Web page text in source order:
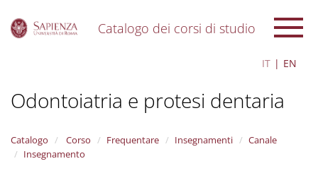
Catalogo dei corsi di studio
IT EN
Odontoiatria e protesi dentaria
Catalogo Corso Frequentare Insegnamenti
Canale
Insegnamento